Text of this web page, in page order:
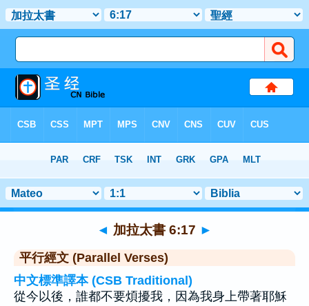
> 聖經金句 17
◄ 加拉太書 6:17 ►
平行經文 (Parallel Verses)
中文標準譯本 (CSB Traditional)
從今以後，誰都不要煩擾我，因為我身上帶著耶穌